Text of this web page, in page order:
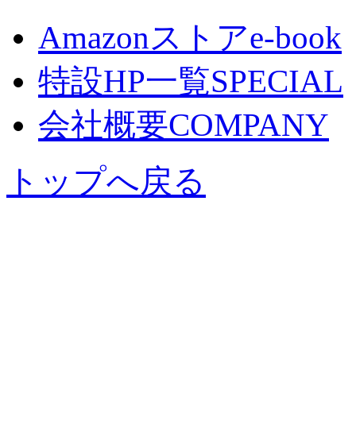
Amazonストアe-book
特設HP一覧SPECIAL
会社概要COMPANY
トップへ戻る